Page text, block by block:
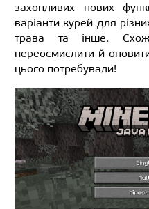
захопливих нових
варіанти курей для
трава та інше.
переосмислити й
цього потребували!